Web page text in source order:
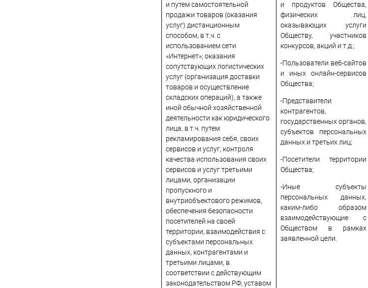
и путем самостоятельной
продажи товаров (оказания
услуг) дистанционным
способом, в т.ч. с
использованием сети
«Интернет»; оказания
сопутствующих логистических
услуг (организация доставки
товаров и осуществление
складских операций), а также
иной обычной хозяйственной
деятельности как юридического
лица, в т.ч. путем
рекламирования себя, своих
сервисов и услуг, контроля
качества использования своих
сервисов и услуг третьими
лицами, организации
пропускного и
внутриобъектового режимов,
обеспечения безопасности
посетителей на своей
территории, взаимодействия с
субъектами персональных
данных, контрагентами и
третьими лицами, в
соответствии с действующим
законодательством РФ, уставом
и продуктов Общества,
физических лиц,
оказывающих услуги
Обществу, участников
конкурсов, акций и т.д.;
-Пользователи веб-сайтов
и иных онлайн-сервисов
Общества;
-Представители
контрагентов,
государственных органов,
субъектов персональных
данных и третьих лиц;
-Посетители территории
Общества;
-Иные субъекты
персональных данных,
каким-либо образом
взаимодействующие с
Обществом в рамках
заявленной цели.